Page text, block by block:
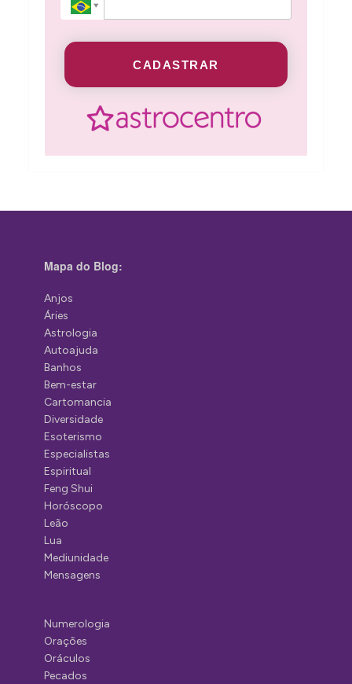
CADASTRAR
Mapa do Blog:
Anjos
Áries
Astrologia
Autoajuda
Banhos
Bem-estar
Cartomancia
Diversidade
Esoterismo
Especialistas
Espiritual
Feng Shui
Horóscopo
Leão
Lua
Mediunidade
Mensagens
Numerologia
Orações
Oráculos
Pecados